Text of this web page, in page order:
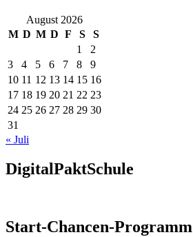
August 2026
M D M D F S
S
1
2
3
4 5 6 7 8
9
10 11 12 13 14 15 16
17 18 19 20 21 22 23
24 25 26 27 28 29 30
31
« Juli
DigitalPaktSchule
Start-Chancen-Programm